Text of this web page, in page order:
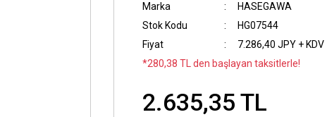
Marka
HASEGAWA
Stok Kodu
HG07544
Fiyat
7.286,40 JPY + KDV
*280,38 TL den başlayan taksitlerle!
2.635,35 TL